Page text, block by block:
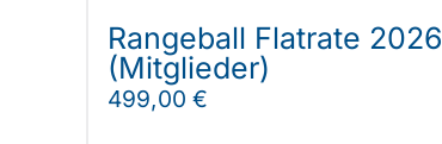
Rangeball Flatrate 2026
(Mitglieder)
499,00 €